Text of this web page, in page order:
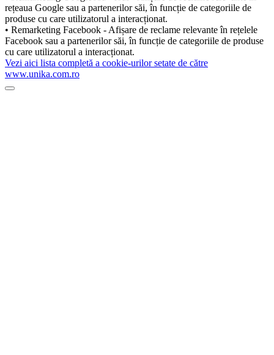
rețeaua Google sau a partenerilor săi, în funcție de categoriile de
produse cu care utilizatorul a interacționat.
• Remarketing Facebook - Afișare de reclame relevante în rețelele
Facebook sau a partenerilor săi, în funcție de categoriile de produse
cu care utilizatorul a interacționat.
Vezi aici lista completă a cookie-urilor setate de către
www.unika.com.ro